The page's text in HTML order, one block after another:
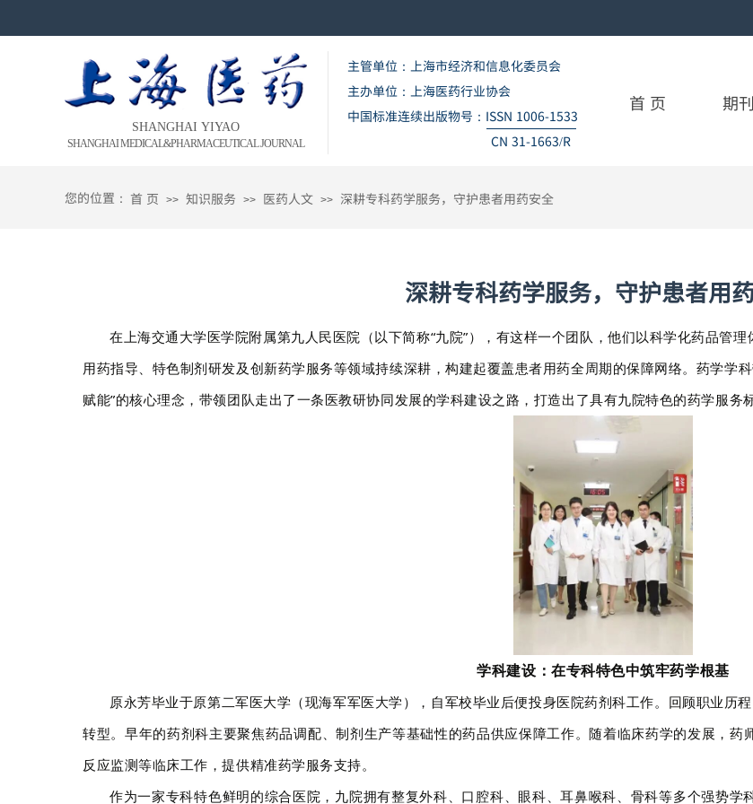
主管单位：上海市经济和信息化委员会
主办单位：上海医药行业协会
中国标准连续出版物号 ： ISSN 1006-1533
首 页 期
SHANGHAI YIYAO​​
SHANGHAI MEDICAL&PHARMACEUTICAL JOURNAL CN 31-1663/R
首 页 >> 知识服务 >> 医药人文 >> 深耕专科药学服务，守护患者用药安全
您的位置：
深耕专科药学服务，守护患者用
在上海交通大学医学院附属第九人民医院（以下简称“九院”），有这样一个团队，他们以科学化药品管
用药指导、特色制剂研发及创新药学服务等领域持续深耕，构建起覆盖患者用药全周期的保障网络。药学学
赋能”的核心理念，带领团队走出了一条医教研协同发展的学科建设之路，打造出了具有九院特色的药学服务
学科建设：在专科特色中筑牢药学根基
原永芳毕业于原第二军医大学（现海军军医大学），自军校毕业后便投身医院药剂科工作。回顾职业历
转型。早年的药剂科主要聚焦药品调配、制剂生产等基础性的药品供应保障工作。随着临床药学的发展，
反应监测等临床工作，提供精准药学服务支持。
作为一家专科特色鲜明的综合医院，九院拥有整复外科、口腔科、眼科、耳鼻喉科、骨科等多个强势